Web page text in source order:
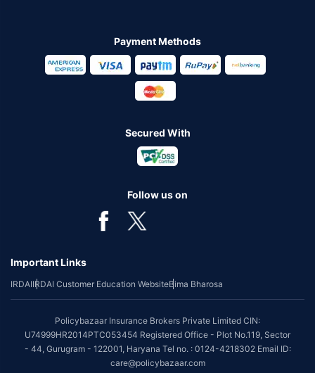
Payment Methods
Secured With
Follow us on
Important Links
IRDAIIRDAI Customer Education WebsiteBima Bharosa
Policybazaar Insurance Brokers Private Limited CIN:
U74999HR2014PTC053454 Registered Office - Plot No.119, Sector
- 44, Gurugram - 122001, Haryana Tel no. : 0124-4218302 Email ID:
care@policybazaar.com